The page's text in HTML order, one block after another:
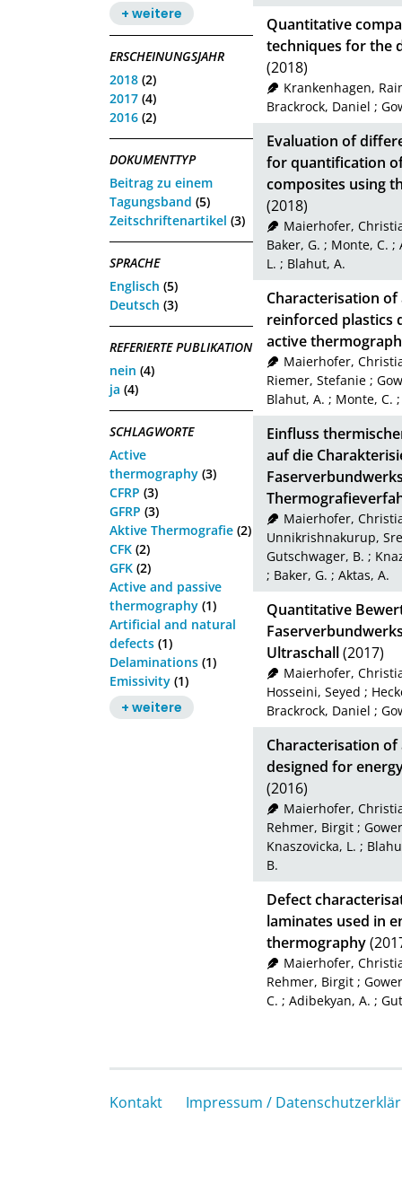
+ weitere
ERSCHEINUNGSJAHR
2018 (2)
2017 (4)
2016 (2)
DOKUMENTTYP
Beitrag zu einem
Tagungsband (5)
Zeitschriftenartikel (3)
SPRACHE
Englisch (5)
Deutsch (3)
REFERIERTE PUBLIKATION
nein (4)
ja (4)
SCHLAGWORTE
Active
thermography (3)
CFRP (3)
GFRP (3)
Aktive Thermografie (2)
CFK (2)
GFK (2)
Active and passive
thermography (1)
Artificial and natural
defects (1)
Delaminations (1)
Emissivity (1)
+ weitere
Quantitative
techniques for the
(2018)
Krankenhagen,
Brackrock, Daniel ;
Evaluation of
for quantification
composites using
(2018)
Maierhofer,
Baker, G. ; Monte, C. ;
L. ; Blahut, A.
Characterisation
reinforced plastics
active
Maierhofer,
Riemer, Stefanie ;
Blahut, A. ; Monte, C.
Einfluss
auf die
Maierhofer,
Unnikrishnakurup,
Gutschwager, B. ;
; Baker, G. ; Aktas, A.
Quantitative
Ultraschall(2017)
Maierhofer,
Hosseini, Seyed ;
Brackrock, Daniel ;
Characterisation of
designed for
(2016)
Maierhofer,
Rehmer, Birgit ;
Knaszovicka, L. ;
B.
Defect
laminates used in
thermography
Maierhofer,
Rehmer, Birgit ;
C. ; Adibekyan, A. ;
Kontakt Impressum /